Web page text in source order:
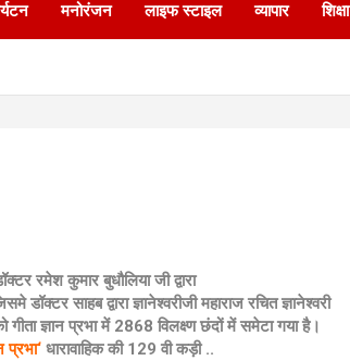
मनोरंजन लाइफ स्टाइल व्यापार शिक्षा
रमेश कुमार बुधौलिया जी द्वारा
साहब द्वारा ज्ञानेश्वरीजी महाराज रचित ज्ञानेश्वरी
ज्ञान प्रभा में 2868 विलक्ष्ण छंदों में समेटा गया है।
प्रभा‘ धारावाहिक की 129 वी कड़ी ..